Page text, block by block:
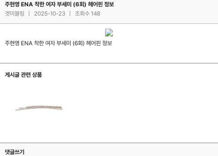
주현영 ENA 착한 여자 부세미 (6회) 헤어핀 정보
겟미블링
2025-10-23 조회수 148
주현영 ENA 착한 여자 부세미 (6회) 헤어핀 정보
게시글 관련 상품
댓글쓰기